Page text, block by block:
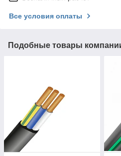
Все условия оплаты
Подобные товары